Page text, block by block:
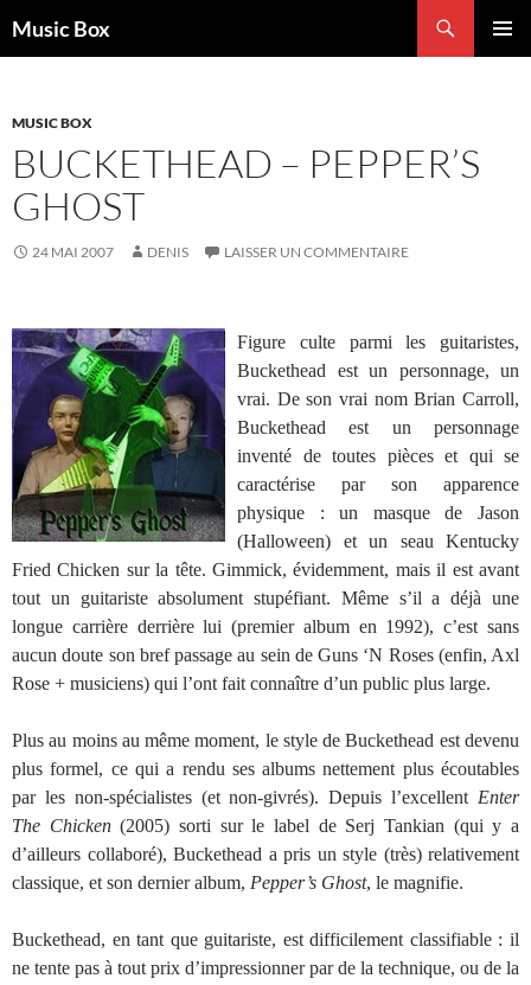
auMusic Box
MUSIC BOX
BUCKETHEAD – PEPPER’S
GHOST
24 MAI 2007 DENIS LAISSER UN COMMENTAIRE
Figure culte parmi les guitaristes,
Buckethead est un personnage, un
vrai. De son vrai nom Brian Carroll,
Buckethead est un personnage
inventé de toutes pièces et qui se
caractérise par son apparence
physique : un masque de Jason
(Halloween) et un seau Kentucky
Fried Chicken sur la tête. Gimmick, évidemment, mais il est avant
tout un guitariste absolument stupéfiant. Même s’il a déjà une
longue carrière derrière lui (premier album en 1992), c’est sans
aucun doute son bref passage au sein de Guns ‘N Roses (enfin, Axl
Rose + musiciens) qui l’ont fait connaître d’un public plus large.
Plus au moins au même moment, le style de Buckethead est devenu
plus formel, ce qui a rendu ses albums nettement plus écoutables
par les non-spécialistes (et non-givrés). Depuis l’excellent Enter
The Chicken(2005) sorti sur le label de Serj Tankian (qui y a
d’ailleurs collaboré), Buckethead a pris un style (très) relativement
classique, et son dernier album, Pepper’s Ghost, le magnifie.
Buckethead, en tant que guitariste, est difficilement classifiable : il
ne tente pas à tout prix d’impressionner par de la technique, ou de la